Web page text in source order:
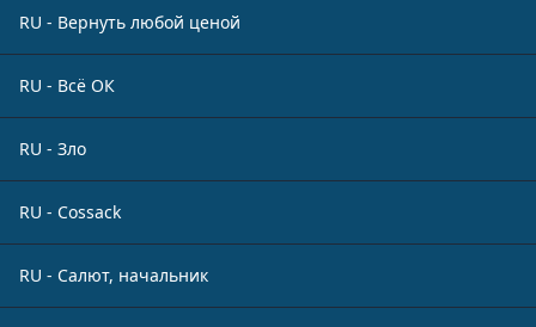
RU - Вернуть любой ценой
RU - Всё ОК
RU - Зло
RU - Cossack
RU - Салют, начальник